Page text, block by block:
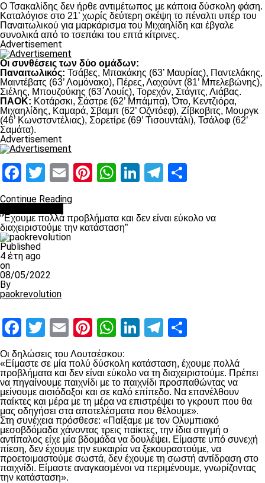
Ο Τσακαλίδης δεν ήρθε αντιμέτωπος με κάποια δύσκολη φάση.
Καταλόγισε στο 21’ χωρίς δεύτερη σκέψη το πέναλτι υπέρ του
Παναιτωλικού για μαρκάρισμα του Μιχαηλίδη και έβγαλε
συνολικά από το τσεπάκι του επτά κίτρινες.
Advertisement
Οι συνθέσεις των δύο ομάδων:
Παναιτωλικός: Τσάβες, Μπακάκης (63’ Μαυρίας), Παντελάκης,
Μαιντέβατς (63’ Λομόνακο), Πέρες, Λαχούντ (81’ Μπελεβώνης),
Σιέλης, Μπουζούκης (63΄Λουίς), Τορεχόν, Στάγιτς, Λιάβας.
ΠΑΟΚ: Κοτάρσκι, Σάστρε (62’ Μπάμπα), Ότο, Κεντζιόρα,
Μιχαηλίδης, Καμαρά, Σβαμπ (62’ Οζντόεφ), Ζίβκοβιτς, Μουργκ
(46’ Κωνστσντέλιας), Σορετίρε (69’ Τισουντάλι), Τσάλοφ (62’
Σαμάτα).
Advertisement
Facebook
Twitter
EmailPinterest
WhatsApp
LinkedIn
Telegram
Continue Reading
“Έχουμε πολλά προβλήματα και δεν είναι εύκολο να
διαχειριστούμε την κατάσταση”
Published
4 έτη ago
on
08/05/2022
By
paokrevolution
Facebook
Twitter
EmailPinterest
WhatsApp
LinkedIn
Telegram
Οι δηλώσεις του Λουτσέσκου:
«Είμαστε σε μία πολύ δύσκολη κατάσταση, έχουμε πολλά
προβλήματα και δεν είναι εύκολο να τη διαχειριστούμε. Πρέπει
να πηγαίνουμε παιχνίδι με το παιχνίδι προσπαθώντας να
μείνουμε αισιόδοξοι και σε καλό επίπεδο. Να επανέλθουν
παίκτες και μέρα με τη μέρα να επιστρέψει το γκρουπ που θα
μας οδηγήσει στα αποτελέσματα που θέλουμε».
Στη συνέχεια πρόσθεσε: «Παίξαμε με τον Ολυμπιακό
μεσοβδόμαδα χάνοντας τρεις παίκτες, την ίδια στιγμή ο
αντίπαλος είχε μία βδομάδα να δουλέψει. Είμαστε υπό συνεχή
πίεση, δεν έχουμε την ευκαιρία να ξεκουραστούμε, να
προετοιμαστούμε σωστά, δεν έχουμε τη σωστή αντίδραση στο
παιχνίδι. Είμαστε αναγκασμένοι να περιμένουμε, γνωρίζοντας
την κατάσταση».